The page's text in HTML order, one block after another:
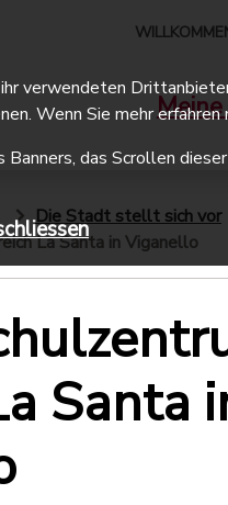
Die Stadt stellt sich vor
La Santa in Viganello
Santa
verwendeten
Wenn Sie mehr
Banners, das Scrollen